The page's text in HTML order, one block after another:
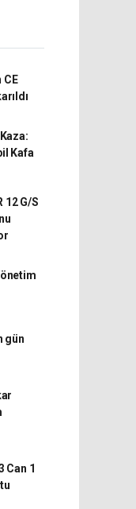
CE
Kafa
12 G/S
gün
Can 1